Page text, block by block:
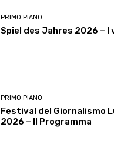
PRIMO PIANO
Spiel des Jahres 2026 – I
PRIMO PIANO
Festival del Giornalismo
2026 – Il Programma